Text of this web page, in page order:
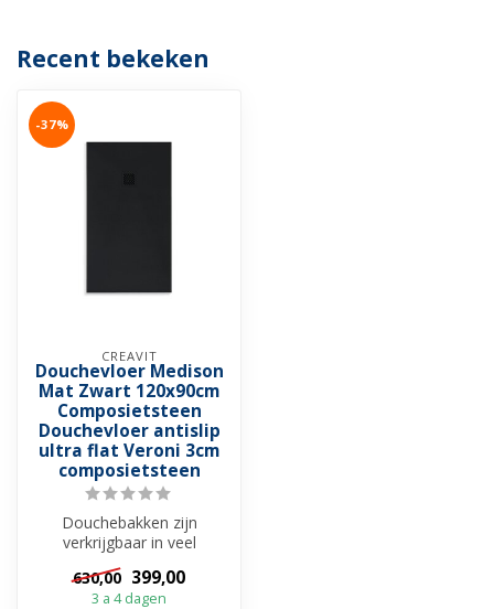
Recent bekeken
-37%
CREAVIT
Douchevloer Medison
Mat Zwart 120x90cm
Composietsteen
Douchevloer antislip
ultra flat Veroni 3cm
composietsteen
Douchebakken zijn
verkrijgbaar in veel
verschillende materialen. Bij
het maken v...
630,00 399,00
3 a 4 dagen